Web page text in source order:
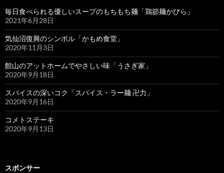
毎日食べられる優しいスープのもちもち麺「鶏節麺かびら」
2021年6月28日
気仙沼復興のシンボル「かもめ食堂」
2020年11月3日
館山のアットホームでやさしい味「うさぎ家」
2020年9月18日
スパイスの深いコク「スパイス・ラー麺 卍力」
2020年9月16日
コメトステーキ
2020年9月13日
スポンサー